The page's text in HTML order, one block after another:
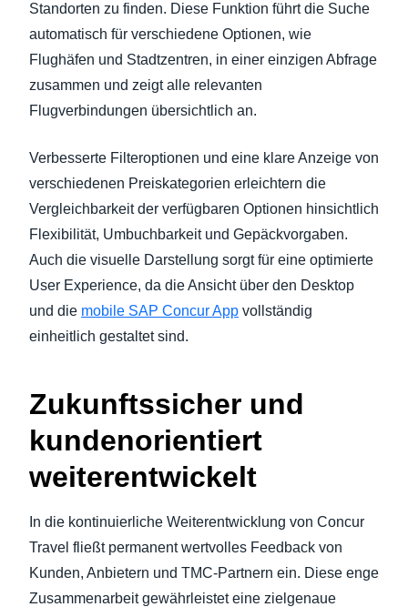
Standorten zu finden. Diese Funktion führt die Suche
automatisch für verschiedene Optionen, wie
Flughäfen und Stadtzentren, in einer einzigen Abfrage
zusammen und zeigt alle relevanten
Flugverbindungen übersichtlich an.
Verbesserte Filteroptionen und eine klare Anzeige von
verschiedenen Preiskategorien erleichtern die
Vergleichbarkeit der verfügbaren Optionen hinsichtlich
Flexibilität, Umbuchbarkeit und Gepäckvorgaben.
Auch die visuelle Darstellung sorgt für eine optimierte
User Experience, da die Ansicht über den Desktop
und die mobile SAP Concur App vollständig
einheitlich gestaltet sind.
Zukunftssicher und
kundenorientiert
weiterentwickelt
In die kontinuierliche Weiterentwicklung von Concur
Travel fließt permanent wertvolles Feedback von
Kunden, Anbietern und TMC-Partnern ein. Diese enge
Zusammenarbeit gewährleistet eine zielgenaue